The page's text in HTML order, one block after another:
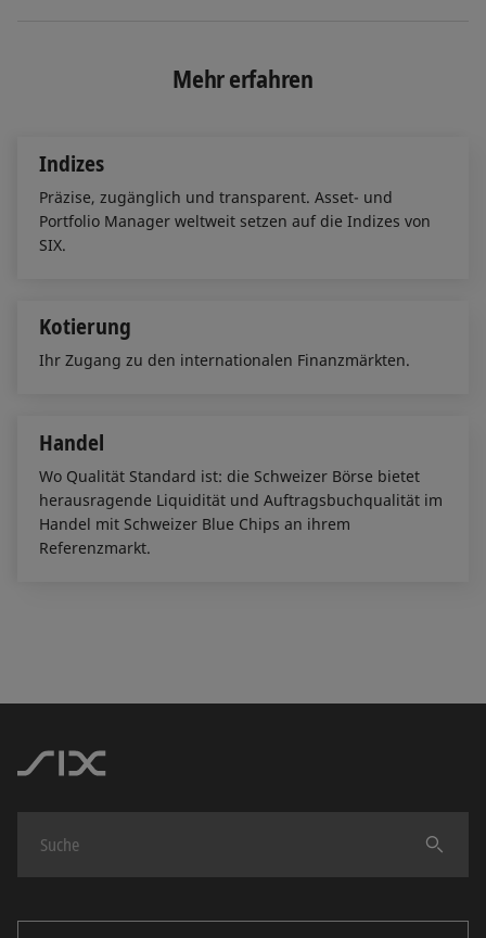
e
d
o
l
Mehr erfahren
Indizes
Präzise, zugänglich und transparent. Asset- und
Portfolio Manager weltweit setzen auf die Indizes von
SIX.
Kotierung
Ihr Zugang zu den internationalen Finanzmärkten.
Handel
Wo Qualität Standard ist: die Schweizer Börse bietet
herausragende Liquidität und Auftragsbuchqualität im
Handel mit Schweizer Blue Chips an ihrem
Referenzmarkt.
Finden